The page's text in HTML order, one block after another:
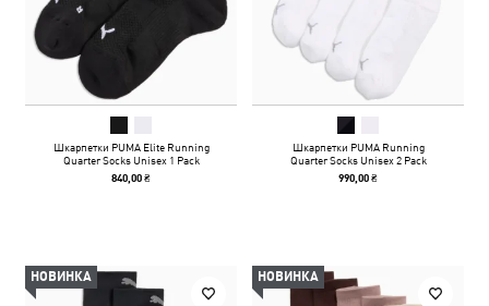
Шкарпетки PUMA Elite Running
Quarter Socks Unisex 1 Pack
840,00 ₴
Шкарпетки PUMA Running
Quarter Socks Unisex 2 Pack
990,00 ₴
НОВИНКА НОВИНКА